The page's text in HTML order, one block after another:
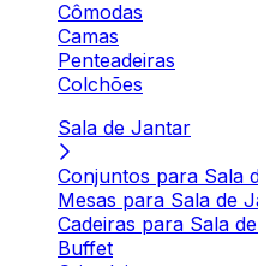
Cômodas
Camas
Penteadeiras
Colchões
Sala de Jantar
Conjuntos para Sala
Mesas para Sala de
Cadeiras para Sala
Buffet